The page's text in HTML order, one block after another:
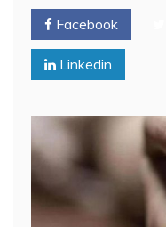
Facebook
Linkedin